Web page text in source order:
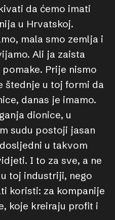
da ćemo imati
u Hrvatskoj.
mala smo zemlja i
Ali ja zaista
Prije nismo
štednje u toj formi da
danas je imamo.
dionice, u
sudu postoji jasan
u takvom
I to za sve, a ne
toj industriji, nego
koristi: za kompanije
koje kreiraju profit i